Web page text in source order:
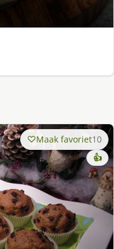
Maak favoriet10
👍